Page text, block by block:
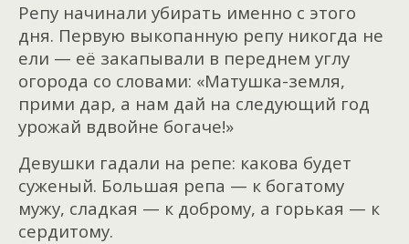
Репу начинали убирать именно с этого
дня. Первую выкопанную репу никогда не
ели — её закапывали в переднем углу
огорода со словами: «Матушка-земля,
прими дар, а нам дай на следующий год
урожай вдвойне богаче!»
Девушки гадали на репе: какова будет
суженый. Большая репа — к богатому
мужу, сладкая — к доброму, а горькая — к
сердитому.